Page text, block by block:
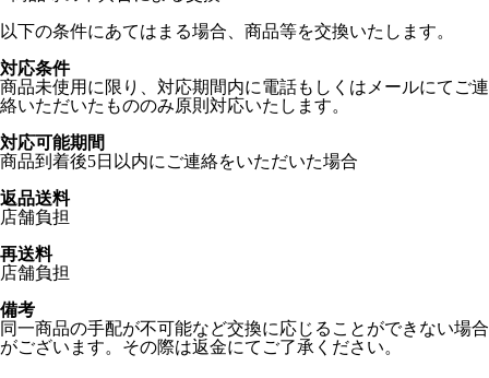
以下の条件にあてはまる場合、商品等を交換いたします。
対応条件
商品未使用に限り、対応期間内に電話もしくはメールにてご連
絡いただいたもののみ原則対応いたします。
対応可能期間
商品到着後5日以内にご連絡をいただいた場合
返品送料
店舗負担
再送料
店舗負担
備考
同一商品の手配が不可能など交換に応じることができない場合
がございます。その際は返金にてご了承ください。